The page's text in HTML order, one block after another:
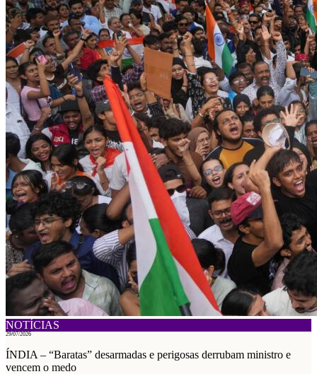
NOTÍCIAS
29/07/2026
ÍNDIA – “Baratas” desarmadas e perigosas derrubam ministro e
vencem o medo